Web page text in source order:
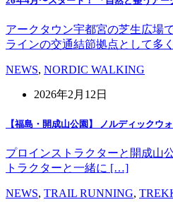
アークタウン宇都宮の芝生広場
ラインの交通結節拠点として多
NEWS, NORDIC WALKING
2026年2月12日
【福島・開成山公園】 ノルディックウ
プロインストラクターと開成山
トラクターと一緒に […]
NEWS, TRAIL RUNNING,